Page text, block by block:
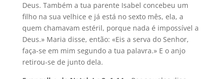
Deus. Também a tua parente Isabel concebeu um
filho na sua velhice e já está no sexto mês, ela, a
quem chamavam estéril, porque nada é impossível a
Deus.» Maria disse, então: «Eis a serva do Senhor,
faça-se em mim segundo a tua palavra.» E o anjo
retirou-se de junto dela.